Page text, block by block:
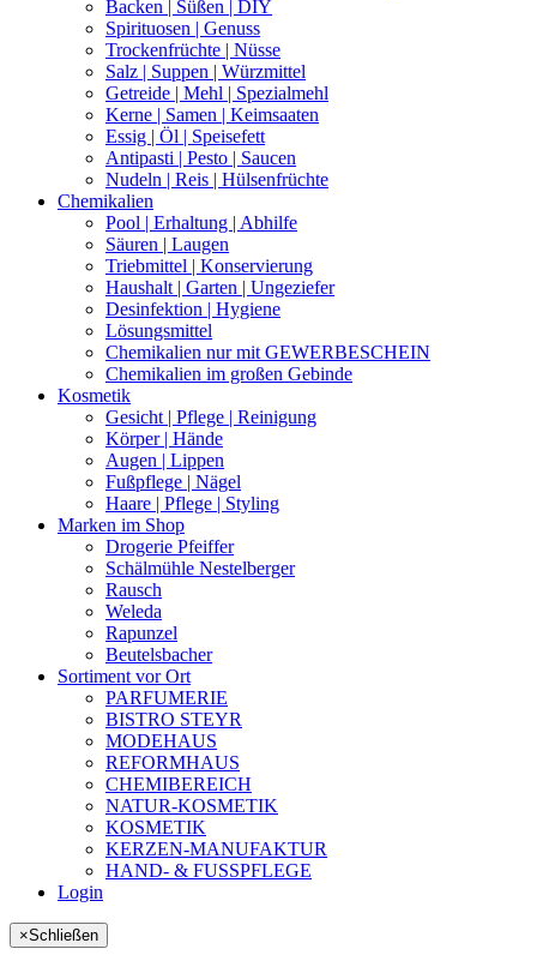
Backen | Süßen | DIY
Spirituosen | Genuss
Trockenfrüchte | Nüsse
Salz | Suppen | Würzmittel
Getreide | Mehl | Spezialmehl
Kerne | Samen | Keimsaaten
Essig | Öl | Speisefett
Antipasti | Pesto | Saucen
Nudeln | Reis | Hülsenfrüchte
Chemikalien
Pool | Erhaltung | Abhilfe
Säuren | Laugen
Triebmittel | Konservierung
Haushalt | Garten | Ungeziefer
Desinfektion | Hygiene
Lösungsmittel
Chemikalien nur mit GEWERBESCHEIN
Chemikalien im großen Gebinde
Kosmetik
Gesicht | Pflege | Reinigung
Körper | Hände
Augen | Lippen
Fußpflege | Nägel
Haare | Pflege | Styling
Marken im Shop
Drogerie Pfeiffer
Schälmühle Nestelberger
Rausch
Weleda
Rapunzel
Beutelsbacher
Sortiment vor Ort
PARFUMERIE
BISTRO STEYR
MODEHAUS
REFORMHAUS
CHEMIBEREICH
NATUR-KOSMETIK
KOSMETIK
KERZEN-MANUFAKTUR
HAND- & FUSSPFLEGE
Login
×Schließen